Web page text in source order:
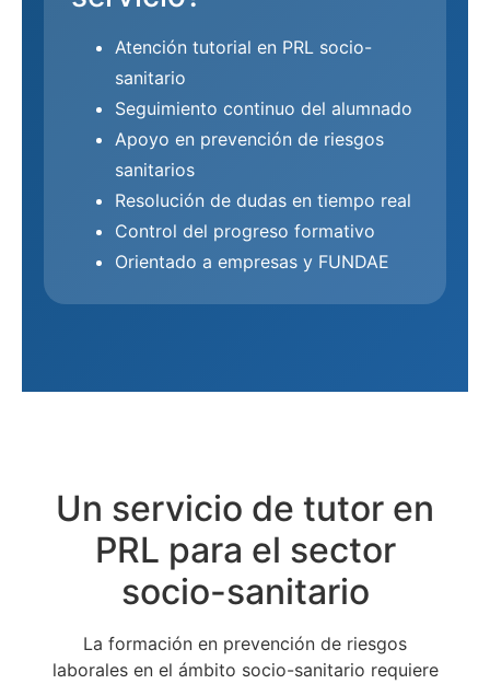
Atención tutorial en PRL socio-
sanitario
Seguimiento continuo del alumnado
Apoyo en prevención de riesgos
sanitarios
Resolución de dudas en tiempo real
Control del progreso formativo
Orientado a empresas y FUNDAE
Un servicio de tutor en
PRL para el sector
socio-sanitario
La formación en prevención de riesgos
laborales en el ámbito socio-sanitario requiere